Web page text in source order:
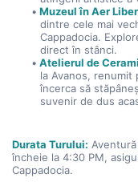
Muzeul în Aer
dintre cele mai
Cappadocia.
direct în stânci.
Atelierul de
la Avanos,
încerca să
suvenir de dus
Durata Turului:
încheie la 4:30 PM,
Cappadocia.